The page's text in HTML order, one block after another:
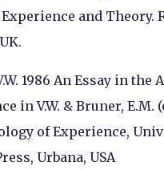
and Theory.
1986 An Essay in
in V.W. & Bruner, E.M.
of Experience,
Urbana, USA